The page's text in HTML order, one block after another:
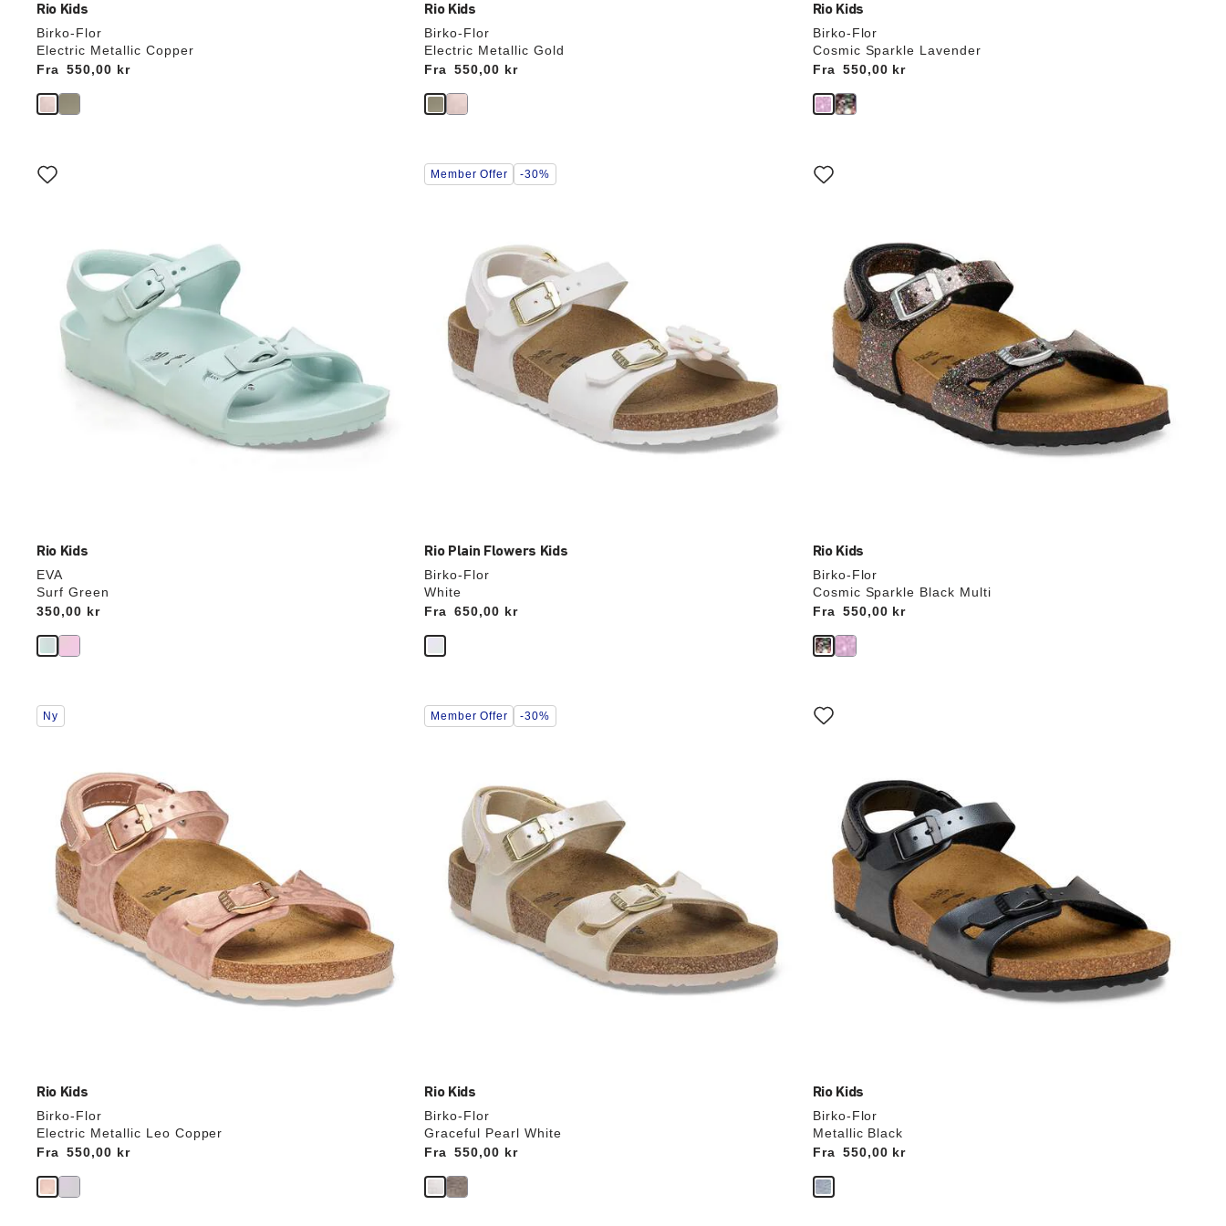
Rio Kids
Birko-Flor
Electric Metallic Copper
Fra
Price:550,00 kr
Rio Kids
Birko-Flor
Electric Metallic Gold
Fra
Price:550,00 kr
Rio Kids
Birko-Flor
Cosmic Sparkle Lavender
Fra
Price:550,00 kr
Rio Kids
EVA
Surf Green
Price:
350,00 kr
Interaktion
med
produktbilledet
Rio Plain Flowers Kids
Birko-Flor
White
Fra
Price:650,00 kr
Interaktion
med
produktbilledet
Member Offer -30%
Rio Kids
Birko-Flor
Cosmic Sparkle Black Multi
Fra
Price:550,00 kr
Interaktion
med
produktbilledet
Rio Kids
Birko-Flor
Electric Metallic Leo Copper
Fra
Price:550,00 kr
Interaktion
med
opdatere
produktbilledet
Ny
Rio Kids
Birko-Flor
Graceful Pearl White
Fra
Price:550,00 kr
Interaktion
med
produktbilledet
Member Offer -30%
Rio Kids
Birko-Flor
Metallic Black
Fra
Price:550,00 kr
Interaktion
med
produktbilledet